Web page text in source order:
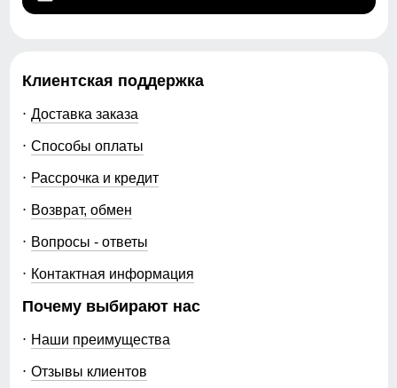
Клиентская поддержка
Доставка заказа
Способы оплаты
Рассрочка и кредит
Возврат, обмен
Вопросы - ответы
Контактная информация
Почему выбирают нас
Наши преимущества
Отзывы клиентов